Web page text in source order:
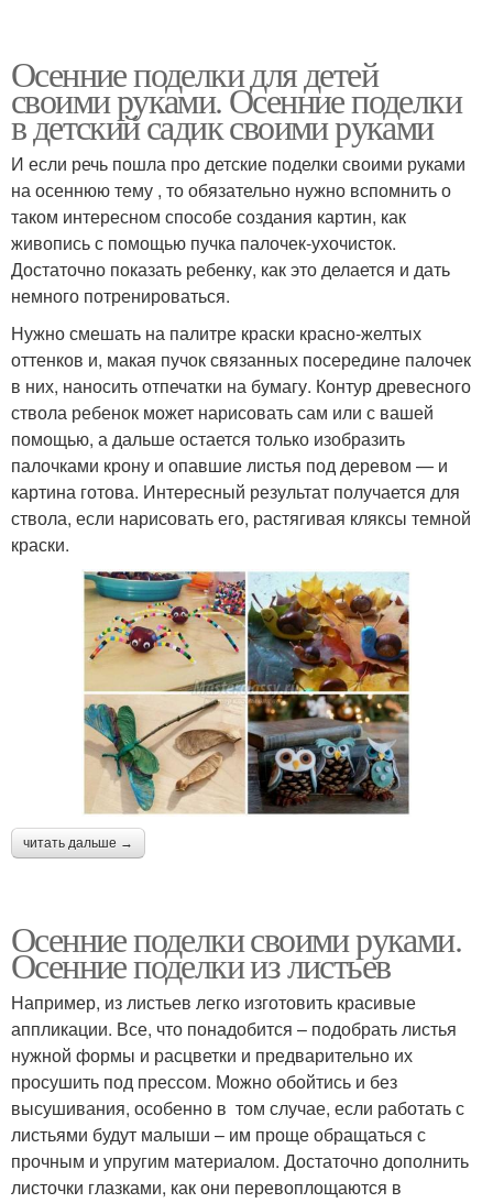
Осенние поделки для детей
своими руками. Осенние поделки
в детский садик своими руками
И если речь пошла про детские поделки своими руками
на осеннюю тему , то обязательно нужно вспомнить о
таком интересном способе создания картин, как
живопись с помощью пучка палочек-ухочисток.
Достаточно показать ребенку, как это делается и дать
немного потренироваться.
Нужно смешать на палитре краски красно-желтых
оттенков и, макая пучок связанных посередине палочек
в них, наносить отпечатки на бумагу. Контур древесного
ствола ребенок может нарисовать сам или с вашей
помощью, а дальше остается только изобразить
палочками крону и опавшие листья под деревом — и
картина готова. Интересный результат получается для
ствола, если нарисовать его, растягивая кляксы темной
краски.
читать дальше →
Осенние поделки своими руками.
Осенние поделки из листьев
Например, из листьев легко изготовить красивые
аппликации. Все, что понадобится – подобрать листья
нужной формы и расцветки и предварительно их
просушить под прессом. Можно обойтись и без
высушивания, особенно в том случае, если работать с
листьями будут малыши – им проще обращаться с
прочным и упругим материалом. Достаточно дополнить
листочки глазками, как они перевоплощаются в